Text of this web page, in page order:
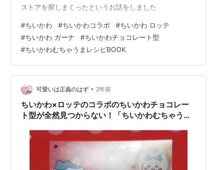
ストアを探しまくったというお話をしました
#ちいかわ #ちいかわコラボ #ちいかわ ロッテ
#ちいかわ ガーナ #ちいかわチョコレート型
#ちいかわむちゃうまレシピBOOK
可愛いは正義のはず • 2年前
ちいかわ×ロッテのコラボのちいかわチョコレー
ト型が全然見つからない！「ちいかわむちゃうま